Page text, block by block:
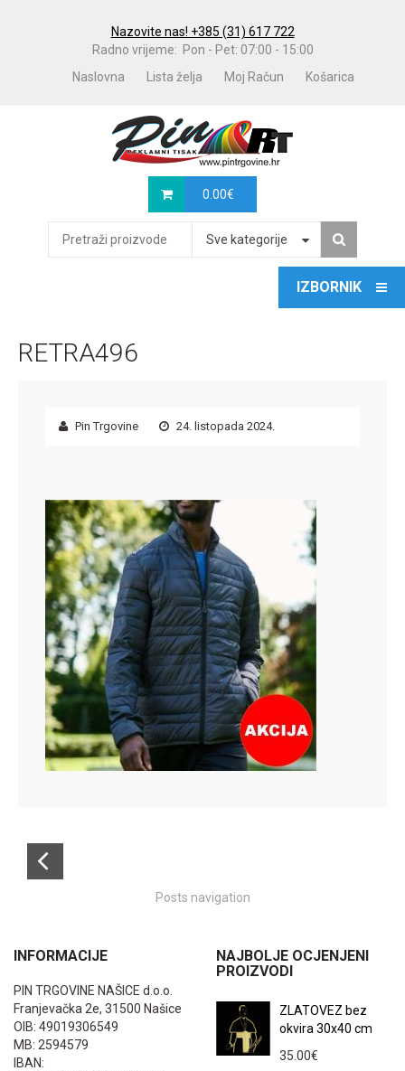
Nazovite nas! +385 (31) 617 722
Radno vrijeme: Pon - Pet: 07:00 - 15:00
Naslovna
Lista želja Moj Račun Košarica
0.00€
Sve kategorije
RETRA496
Pin Trgovine 24. listopada 2024.
Posts navigation
INFORMACIJE
PIN TRGOVINE NAŠICE d.o.o.
Franjevačka 2e, 31500 Našice
OIB: 49019306549
MB: 2594579
IBAN:
NAJBOLJE OCJENJENI
PROIZVODI
ZLATOVEZ bez
okvira 30x40 cm
35.00€